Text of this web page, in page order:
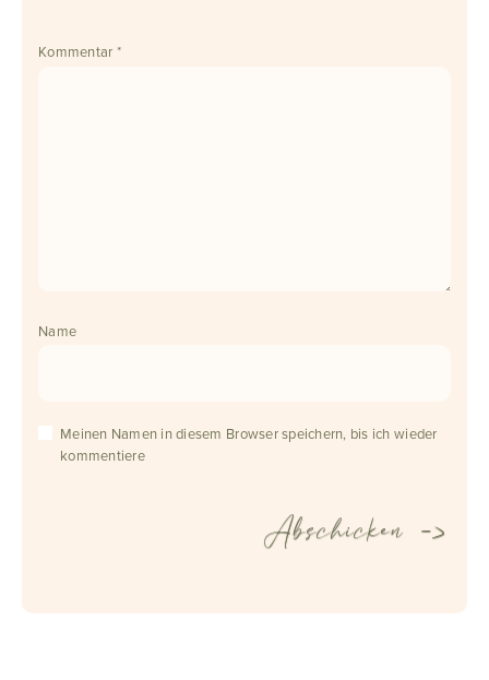
Kommentar *
Name
Meinen Namen in diesem Browser speichern, bis ich wieder
kommentiere